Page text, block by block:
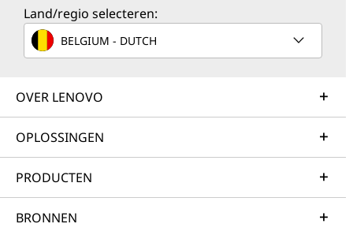
Land/regio selecteren:
BELGIUM - DUTCH
OVER LENOVO
OPLOSSINGEN
PRODUCTEN
BRONNEN